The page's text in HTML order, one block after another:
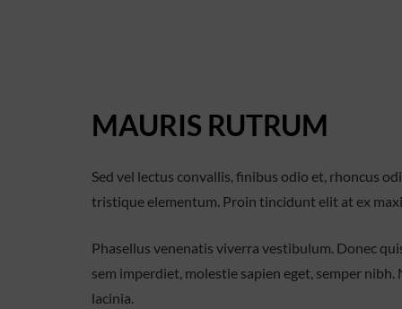
MAURIS RUTRUM
Sed vel lectus convallis, finibus odio et, rhoncus
tristique elementum. Proin tincidunt elit at ex
Phasellus venenatis viverra vestibulum. Donec
sem imperdiet, molestie sapien eget, semper
lacinia.